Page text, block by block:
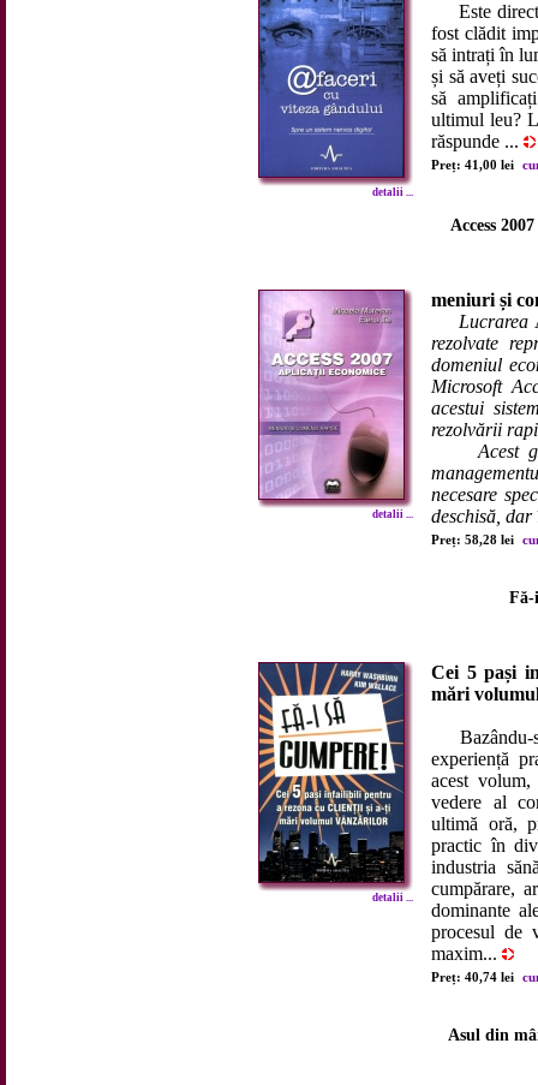
detalii ...
Este
fost clădit
să intrați în
și să aveți
să
ultimul leu?
răspunde ...
Preț: 41,00 lei
Access
detalii ...
meniuri și
Lucrarea
rezolvate
domeniul
Microsoft
acestui
rezolvării
Acest
necesare
deschisă,
Preț: 58,28 lei
Fă-
detalii ...
Cei 5 pași
mări
Bazându-
experiență
acest
vedere al
ultimă oră,
practic în
industria
cumpărare,
dominante
procesul de
maxim...
Preț: 40,74 lei
Asul din